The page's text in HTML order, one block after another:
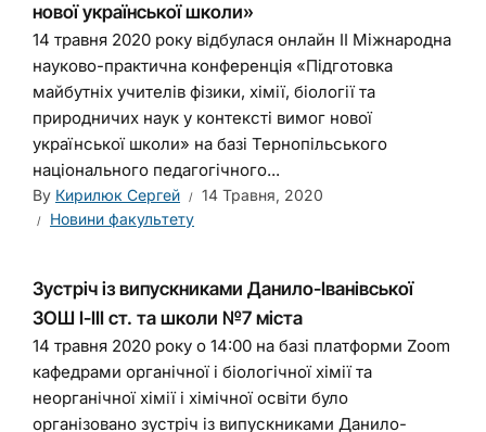
нової української школи»
14 травня 2020 року відбулася онлайн ІІ Міжнародна
науково-практична конференція «Підготовка
майбутніх учителів фізики, хімії, біології та
природничих наук у контексті вимог нової
української школи» на базі Тернопільського
національного педагогічного...
By Кирилюк Сергей
14 Травня, 2020
Новини факультету
Зустріч із випускниками Данило-Іванівської
ЗОШ І-ІІІ ст. та школи №7 міста
14 травня 2020 року о 14:00 на базі платформи Zoom
кафедрами органічної і біологічної хімії та
неорганічної хімії і хімічної освіти було
організовано зустріч із випускниками Данило-